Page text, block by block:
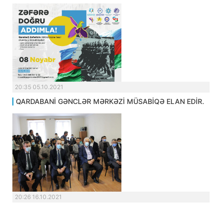
20:35 05.10.2021
QARDABANİ GƏNCLƏR MƏRKƏZİ MÜSABİQƏ ELAN EDİR.
20:26 16.10.2021